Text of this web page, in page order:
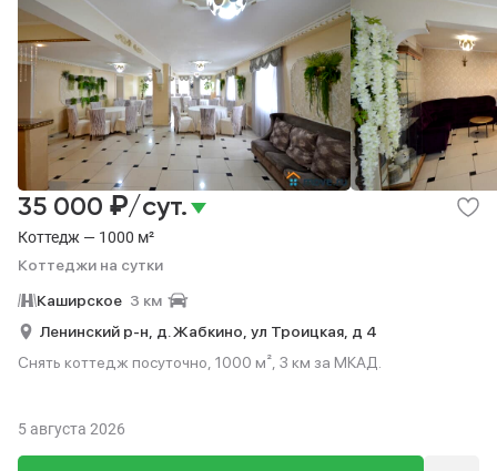
Коттедж — 1000 м²
Коттеджи на сутки
35 000 ₽/сут.
Каширское 3 км
Ленинский р-н, д. Жабкино, ул Троицкая, д 4
Снять коттедж посуточно, 1000 м², 3 км за МКАД.
5 августа 2026